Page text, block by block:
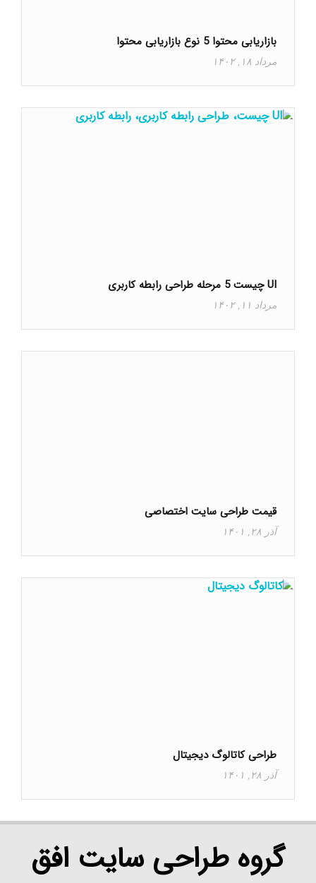
بازاریابی محتوا 5 نوع بازاریابی محتوا
مرداد ۱۸, ۱۴۰۲
UI چیست 5 مرحله طراحی رابطه کاربری
مرداد ۱۱, ۱۴۰۲
قیمت طراحی سایت اختصاصی
آذر ۲۸, ۱۴۰۱
طراحی کاتالوگ دیجیتال
آذر ۲۸, ۱۴۰۱
گروه طراحی سایت افق